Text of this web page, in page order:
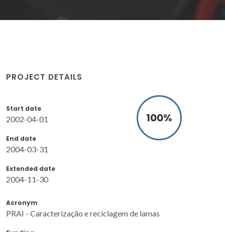
PROJECT DETAILS
Start date
2002-04-01
End date
2004-03-31
Extended date
2004-11-30
100%
Acronym
PRAI - Caracterização e reciclagem de lamas